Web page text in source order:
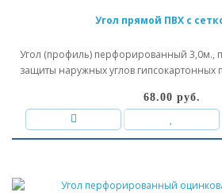
Угол прямой ПВХ с
Угол (профиль) перфорированный 3,0м.,
защиты наружных углов гипсокартонных
68.00 руб.